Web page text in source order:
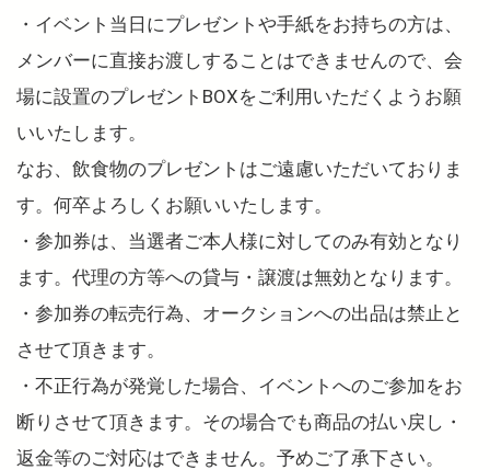
・イベント当日にプレゼントや手紙をお持ちの方は、
メンバーに直接お渡しすることはできませんので、会
場に設置のプレゼントBOXをご利用いただくようお願
いいたします。
なお、飲食物のプレゼントはご遠慮いただいておりま
す。何卒よろしくお願いいたします。
・参加券は、当選者ご本人様に対してのみ有効となり
ます。代理の方等への貸与・譲渡は無効となります。
・参加券の転売行為、オークションへの出品は禁止と
させて頂きます。
・不正行為が発覚した場合、イベントへのご参加をお
断りさせて頂きます。その場合でも商品の払い戻し・
返金等のご対応はできません。予めご了承下さい。